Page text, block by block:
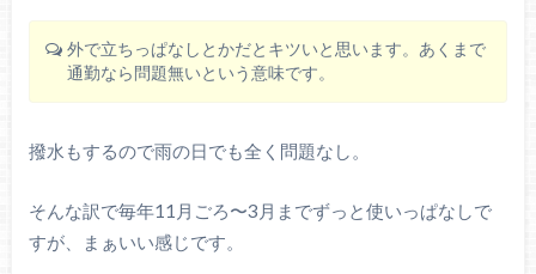
外で立ちっぱなしとかだとキツいと思います。あくまで
通勤なら問題無いという意味です。
撥水もするので雨の日でも全く問題なし。
そんな訳で毎年11月ごろ〜3月までずっと使いっぱなしで
すが、まぁいい感じです。